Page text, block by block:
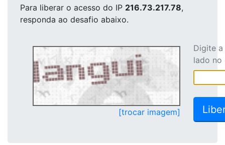
Para liberar o acesso do IP 216.73.217.78,
responda ao desafio abaixo.
[trocar imagem]
Digite
lado no